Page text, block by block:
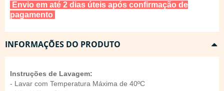
Envio em até 2 dias úteis após confirmação de
pagamento
INFORMAÇÕES DO PRODUTO
Instruções de Lavagem:
- Lavar com Temperatura Máxima de 40ºC